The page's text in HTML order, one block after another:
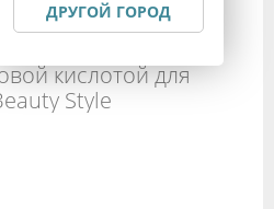
ДРУГОЙ ГОРОД
кислотой для
Style
в избранное